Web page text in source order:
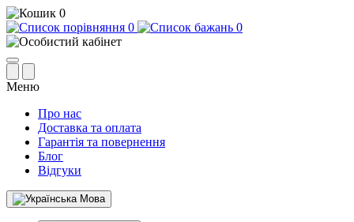
0
0
0
Меню
Про нас
Доставка та оплата
Гарантія та повернення
Блог
Відгуки
Мова